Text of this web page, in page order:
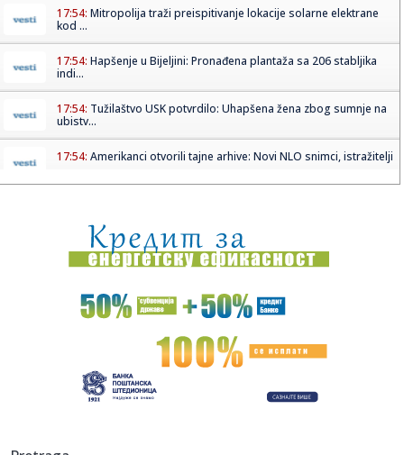
17:54: Mitropolija traži preispitivanje lokacije solarne elektrane
kod ...
17:54: Hapšenje u Bijeljini: Pronađena plantaža sa 206 stabljika
indi...
17:54: Tužilaštvo USK potvrdilo: Uhapšena žena zbog sumnje na
ubistv...
17:54: Amerikanci otvorili tajne arhive: Novi NLO snimci, istražitelji
17:51:Nemački energetski gigant diže ruke od SAD
17:51:'Nadamo se promeni odnosa Beograda prema Kijevu':
Ukrajinci i Rus...
Аеродром у Нишу: Пратимо ситуацију ...
17:48:Ima 51 godinu, a kao da je u tridesetim: Nećete moći da